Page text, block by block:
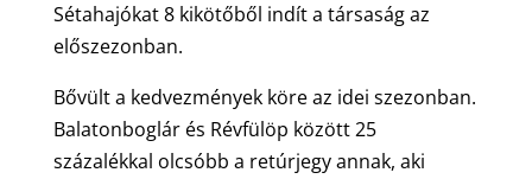
Sétahajókat 8 kikötőből indít a társaság az
előszezonban.
Bővült a kedvezmények köre az idei szezonban.
Balatonboglár és Révfülöp között 25
százalékkal olcsóbb a retúrjegy annak, aki